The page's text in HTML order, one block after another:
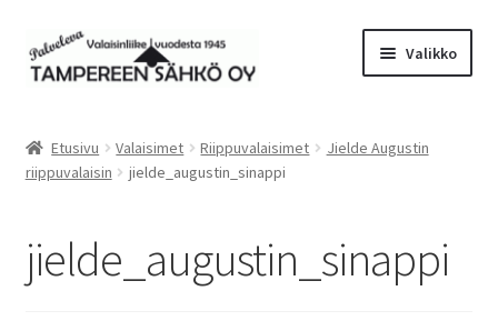
Siirry
navigointiin
Siirry
sisältöön
Valikko
Tarvikkeet
valikko
Radiot&Tuulettimet
Etusivu Valaisimet Riippuvalaisimet
Jielde Augustin
riippuvalaisin
jielde_augustin_sinappi
jielde_augustin_sinappi